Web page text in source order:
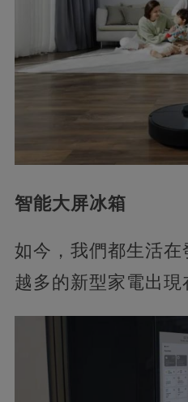
智能大屏冰箱
如今，我們都生活
越多的新型家電出現